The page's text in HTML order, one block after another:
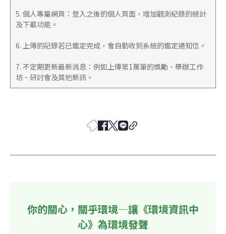
5. 個人專屬網頁：登入之後的個人頁面，增加觀測紀錄的統計
及下載功能。
6. 上傳的記錄若已鑑定完成，會自動收到系統的鑑定通知信。
7. 不定期更新最新消息：例如上傳第1萬筆的獎勵、舉辦工作
坊、研討會及其他新訊。
你的關心，關乎環境—讓《環境資訊中
心》為環境發聲